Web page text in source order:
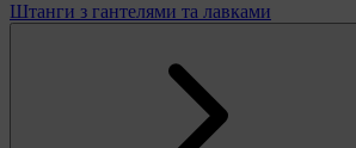
Штанги з гантелями та лавками